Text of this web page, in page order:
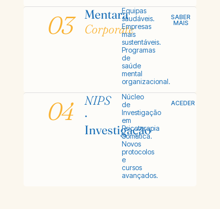
03
Mentara
Corporate
Equipas
saudáveis.
Empresas
mais
sustentáveis.
Programas
de
saúde
mental
organizacional.
SABER
MAIS
04
NIPS
·
Investigação
Núcleo
de
Investigação
em
Psicoterapia
Somática.
Novos
protocolos
e
cursos
avançados.
ACEDER